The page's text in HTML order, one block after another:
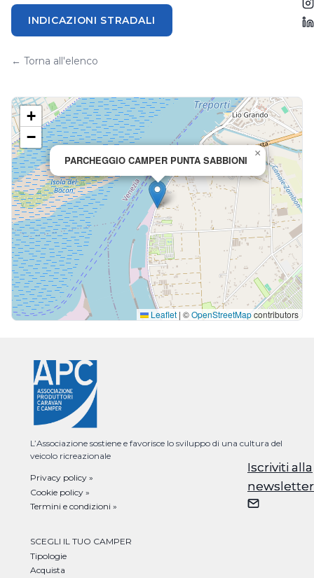
Iscriviti alla
newsletter
INDICAZIONI STRADALI
← Torna all'elenco
PARCHEGGIO CAMPER PUNTA SABBIONI
×
+
−
Leaflet | ©OpenStreetMapcontributors
L’Associazione sostiene e favorisce lo sviluppo di una cultura del
veicolo ricreazionale
Privacy policy »
Cookie policy »
Termini e condizioni »
SCEGLI IL TUO CAMPER
Tipologie
Acquista
Iscriviti alla
newsletter